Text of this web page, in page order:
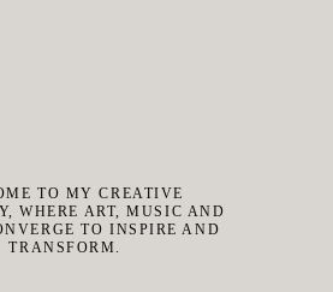
TO MY CREATIVE
WHERE ART, MUSIC AND
TO INSPIRE AND
TRANSFORM.